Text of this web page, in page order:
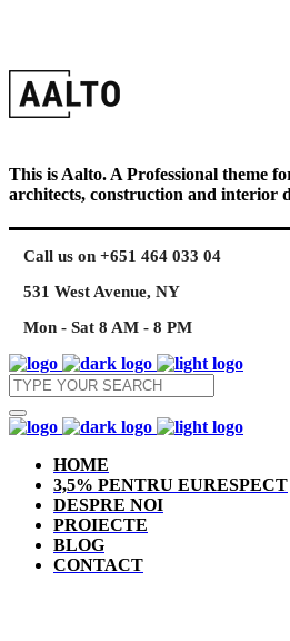
This is Aalto. A Professional theme
architects, construction and interior
Call us on +651 464 033 04
531 West Avenue, NY
Mon - Sat 8 AM - 8 PM
HOME
3,5% PENTRU EURESPECT
DESPRE NOI
PROIECTE
BLOG
CONTACT